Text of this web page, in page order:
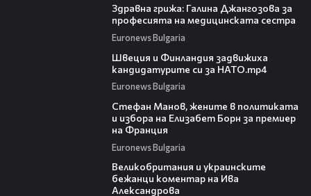
Здравна грижа: Галина Джангозова за
професията на медицинската сестра
Euronews Bulgaria
Швеция и Финландия задвижиха
кандидатурите си за НАТО.mp4
Euronews Bulgaria
Стефан Манов, жените в политиката
и избора на Елизабет Борн за премиер
на Франция
Euronews Bulgaria
Великобритания и украинските
бежанци коментар на Ива
Александрова